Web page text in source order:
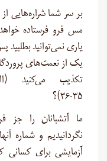
بر سر شما شراره‌هایی
مس فرو فرستاده
یاری نمی‌توانید بطلبید
یک از نعمت‌های
تکذیب می‌کنید
۳۵-۳۶)؟
ما آتشبانان را جز
نگردانیدیم و شماره
آزمایشی برای کسانی